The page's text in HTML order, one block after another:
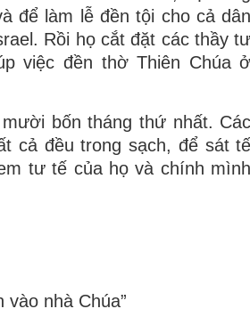
để làm lễ đền tội cho cả dân
Rồi họ cắt đặt các thầy tư
việc đền thờ Thiên Chúa ở
bốn tháng thứ nhất. Các
cả đều trong sạch, để sát tế
tư tế của họ và chính mình
nhà Chúa”